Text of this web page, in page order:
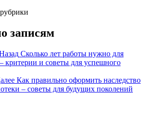
записям
Сколько лет работы нужно для
критерии и советы для успешного
Как правильно оформить наследство
– советы для будущих поколений